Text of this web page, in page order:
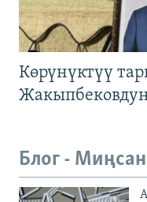
Көрүнүктүү
Блог -